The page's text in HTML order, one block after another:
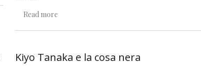
Read moreabout L'armonia che lega il tutto
Kiyo Tanaka e la cosa nera